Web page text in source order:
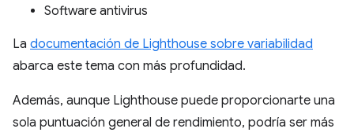
Software antivirus
La documentación de Lighthouse sobre variabilidad
abarca este tema con más profundidad.
Además, aunque Lighthouse puede proporcionarte una
sola puntuación general de rendimiento, podría ser más